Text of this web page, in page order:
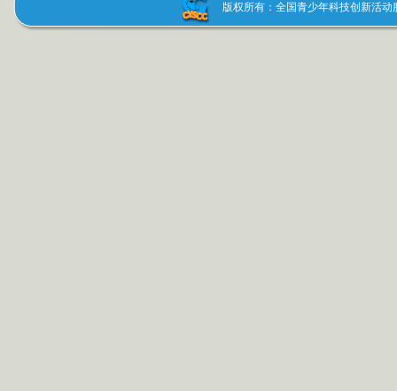
版权所有：全国青少年科技创新活